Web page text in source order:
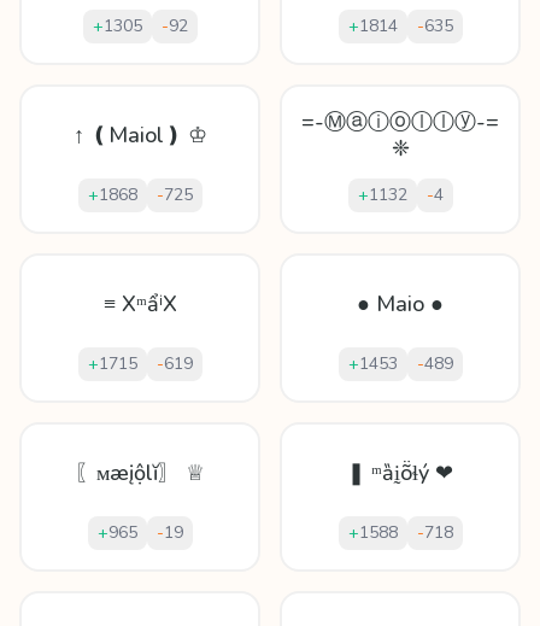
+1305 -92 +1814 -635
↑ ❪Maiol❫ ♔
+1868 -725
=-Ⓜⓐⓘⓞⓛⓛⓨ-=
❈
+1132 -4
≡ XᵐẩⁱX
+1715 -619
● Maio ●
+1453 -489
〖ᴍæįộlĭ〗 ♕
+965 -19
❚ ᵐȁḭṏɬý ❤
+1588 -718